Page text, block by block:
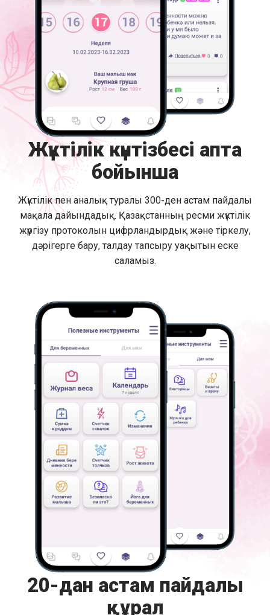
Жүктілік күнтізбесі апта
бойынша
Жүктілік пен аналық туралы 300-ден астам пайдалы
мақала дайындадық. Қазақстанның ресми жүктілік
жүргізу протоколын цифрландырдық және тіркелу,
дәрігерге бару, талдау тапсыру уақытын еске
саламыз.
20-дан астам пайдалы
құрал